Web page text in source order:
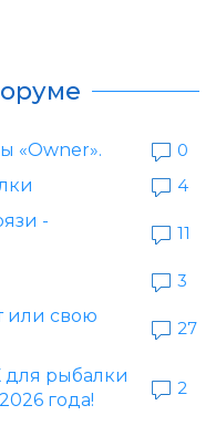
«Owner».
0
4
-
11
3
или свою
27
рыбалки
года!
2